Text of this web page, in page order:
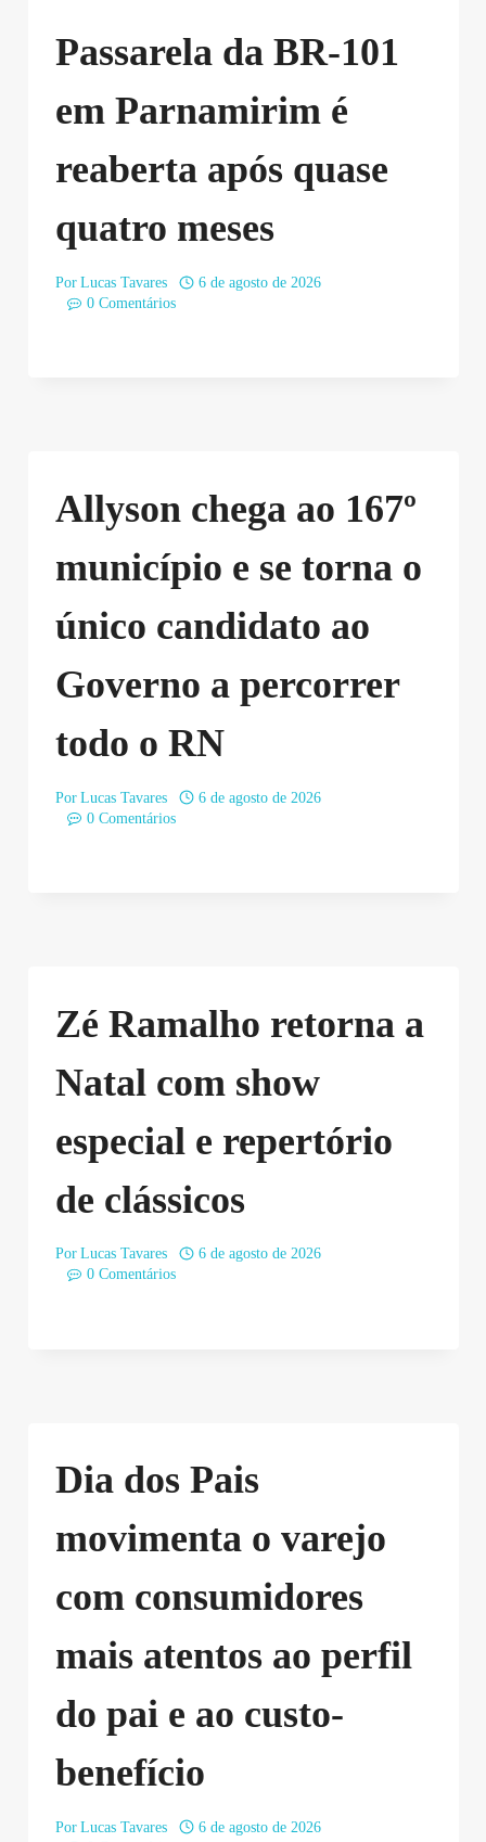
Passarela da BR-101
em Parnamirim é
reaberta após quase
quatro meses
Por Lucas Tavares
6 de agosto de 2026
0 Comentários
Allyson chega ao 167º
município e se torna o
único candidato ao
Governo a percorrer
todo o RN
Por Lucas Tavares
6 de agosto de 2026
0 Comentários
Zé Ramalho retorna a
Natal com show
especial e repertório
de clássicos
Por Lucas Tavares
6 de agosto de 2026
0 Comentários
Dia dos Pais
movimenta o varejo
com consumidores
mais atentos ao perfil
do pai e ao custo-
benefício
Por Lucas Tavares
6 de agosto de 2026